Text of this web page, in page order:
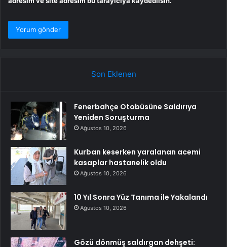
Son Eklenen
Fenerbahçe Otobüsüne Saldırıya
Yeniden Soruşturma
Ağustos 10, 2026
Kurban keserken yaralanan acemi
kasaplar hastanelik oldu
Ağustos 10, 2026
10 Yıl Sonra Yüz Tanıma ile Yakalandı
Ağustos 10, 2026
Gözü dönmüş saldırgan dehşeti: